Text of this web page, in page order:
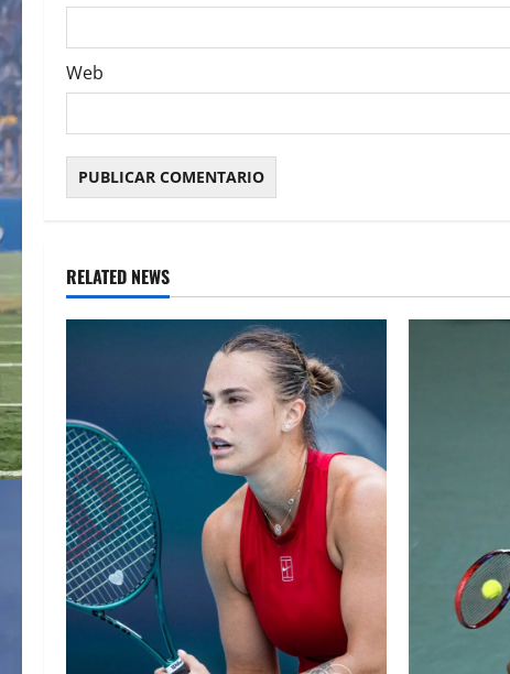
Web
RELATED NEWS